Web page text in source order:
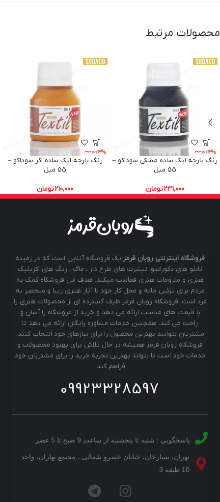
محصولات مرتبط
رنگ پارچه اپک ساده مشکی سوداکو –
55 میل
231,000تومان
رنگ پارچه اپک ساده اکر سوداکو –
55 میل
210,000تومان
فروشگاه اینترنتی روبان قرمز یک فروشگاه آنلاین است که در زمینه
تابلو های دکوراتیو، تیشرت های طرح دار ، ماگ ، رنگ های اکریلیک
هنری و ملزومات هنری فعالیت میکند. هدف این فروشگاه کمک به
مردم برای تزئین خانه و محل کار خود با آثار هنری زیبا و منحصر به
فرد است. فروشگاه روبان قرمز طیف گسترده ای از محصولات هنری را
با قیمت های مناسب ارائه می دهد و خرید از فروشگاه را آسان و
راحت می کند. همچنین خدمات مشاوره رایگان ارائه می دهد تا
مشتریان بتوانند بهترین محصول را برای نیازهای خود انتخاب کنند.
فروشگاه روبان قرمز همیشه در حال تلاش برای بهبود محصولات و
خدمات خود است تا بتواند بهترین تجربه خرید را برای مشتریان خود
فراهم کند.
09923328597
پاسخگویی : شنبه تا پنجشنبه از ساعت 9 صبح تا 5 عصر
تهران، ستارخان، خیابان خسرو شمالی ، مجتمع بهاران، واحد
10 طبقه 3